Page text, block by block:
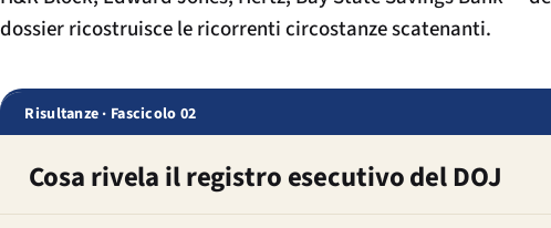
dossier ricostruisce le ricorrenti circostanze scatenanti.
Risultanze · Fascicolo 02
Cosa rivela il registro esecutivo del DOJ